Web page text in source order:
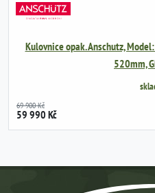
Kulovnice opak. Anschutz,
520mm,
69 900 Kč
59 990 Kč